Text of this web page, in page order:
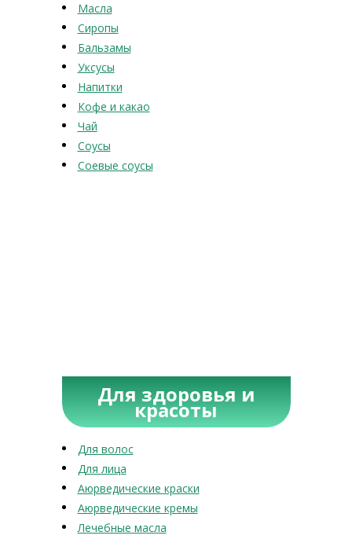
Масла
Сиропы
Бальзамы
Уксусы
Напитки
Кофе и какао
Чай
Соусы
Соевые соусы
Для здоровья и
красоты
Для волос
Для лица
Аюрведические краски
Аюрведические кремы
Лечебные масла